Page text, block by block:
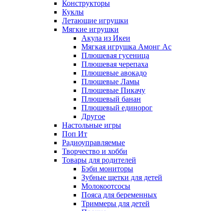
Конструкторы
Куклы
Летающие игрушки
Мягкие игрушки
Акула из Икеи
Мягкая игрушка Амонг Ас
Плюшевая гусеница
Плюшевая черепаха
Плюшевые авокадо
Плюшевые Ламы
Плюшевые Пикачу
Плюшевый банан
Плюшевый единорог
Другое
Настольные игры
Поп Ит
Радиоуправляемые
Творчество и хобби
Товары для родителей
Бэби мониторы
Зубные щетки для детей
Молокоотсосы
Пояса для беременных
Триммеры для детей